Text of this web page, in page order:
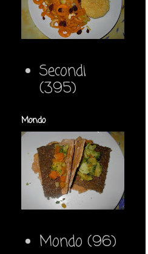
Secondi
(395)
Mondo
Mondo (96)